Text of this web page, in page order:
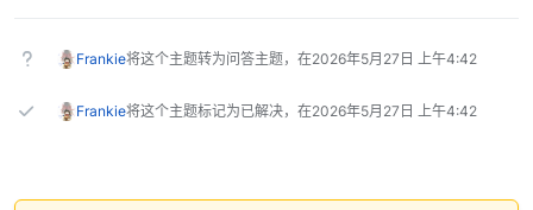
Frankie将这个主题转为问答主题，在2026年5月27日 上午4:42
Frankie将这个主题标记为已解决，在2026年5月27日 上午4:42